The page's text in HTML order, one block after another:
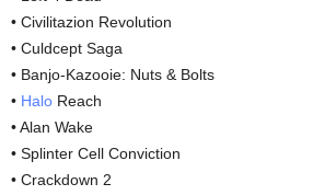
• Civilitazion Revolution
• Culdcept Saga
• Banjo-Kazooie: Nuts & Bolts
• Halo Reach
• Alan Wake
• Splinter Cell Conviction
• Crackdown 2